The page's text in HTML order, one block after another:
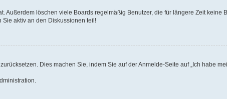
Außerdem löschen viele Boards regelmäßig Benutzer, die für längere Zeit keine
aktiv an den Diskussionen teil!
Dies machen Sie, indem Sie auf der Anmelde-Seite auf „Ich habe